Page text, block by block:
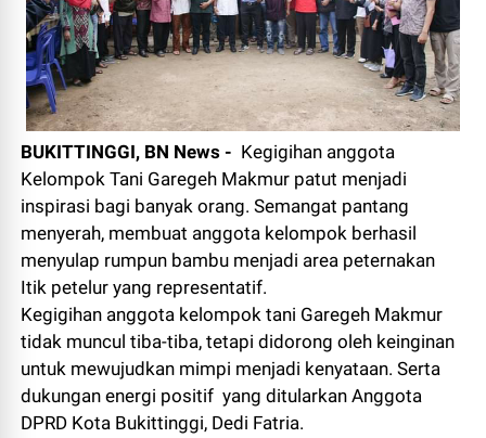
BUKITTINGGI, BN News - Kegigihan anggota
Kelompok Tani Garegeh Makmur patut menjadi
inspirasi bagi banyak orang. Semangat pantang
menyerah, membuat anggota kelompok berhasil
menyulap rumpun bambu menjadi area peternakan
Itik petelur yang representatif.
Kegigihan anggota kelompok tani Garegeh Makmur
tidak muncul tiba-tiba, tetapi didorong oleh keinginan
untuk mewujudkan mimpi menjadi kenyataan. Serta
dukungan energi positif yang ditularkan Anggota
DPRD Kota Bukittinggi, Dedi Fatria.